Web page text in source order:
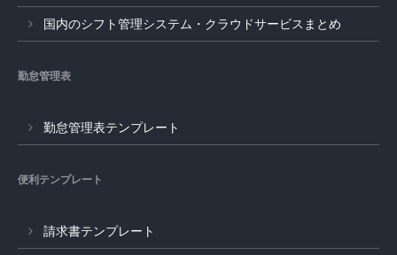
国内のシフト管理システム・クラウドサービスまとめ
勤怠管理表
勤怠管理表テンプレート
便利テンプレート
請求書テンプレート